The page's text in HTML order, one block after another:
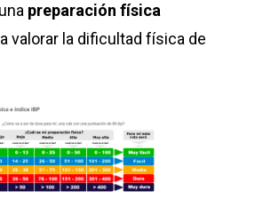
preparación física
valorar la dificultad física de